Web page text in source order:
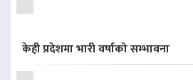
केही प्रदेशमा भारी वर्षाको सम्भावना